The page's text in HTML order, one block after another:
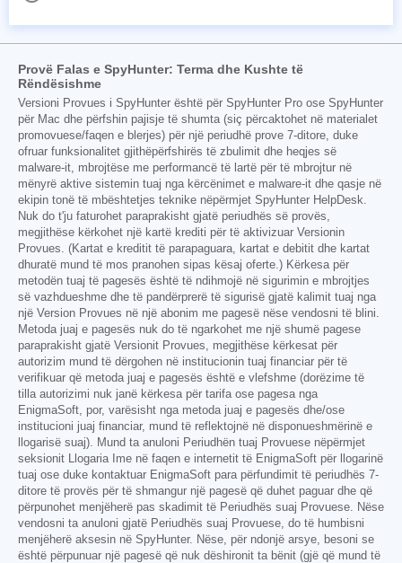
Provë Falas e SpyHunter: Terma dhe Kushte të
Rëndësishme
Versioni Provues i SpyHunter është për SpyHunter Pro ose SpyHunter
për Mac dhe përfshin pajisje të shumta (siç përcaktohet në materialet
promovuese/faqen e blerjes) për një periudhë prove 7-ditore, duke
ofruar funksionalitet gjithëpërfshirës të zbulimit dhe heqjes së
malware-it, mbrojtëse me performancë të lartë për të mbrojtur në
mënyrë aktive sistemin tuaj nga kërcënimet e malware-it dhe qasje në
ekipin tonë të mbështetjes teknike nëpërmjet SpyHunter HelpDesk.
Nuk do t'ju faturohet paraprakisht gjatë periudhës së provës,
megjithëse kërkohet një kartë krediti për të aktivizuar Versionin
Provues. (Kartat e kreditit të parapaguara, kartat e debitit dhe kartat
dhuratë mund të mos pranohen sipas kësaj oferte.) Kërkesa për
metodën tuaj të pagesës është të ndihmojë në sigurimin e mbrojtjes
së vazhdueshme dhe të pandërprerë të sigurisë gjatë kalimit tuaj nga
një Version Provues në një abonim me pagesë nëse vendosni të blini.
Metoda juaj e pagesës nuk do të ngarkohet me një shumë pagese
paraprakisht gjatë Versionit Provues, megjithëse kërkesat për
autorizim mund të dërgohen në institucionin tuaj financiar për të
verifikuar që metoda juaj e pagesës është e vlefshme (dorëzime të
tilla autorizimi nuk janë kërkesa për tarifa ose pagesa nga
EnigmaSoft, por, varësisht nga metoda juaj e pagesës dhe/ose
institucioni juaj financiar, mund të reflektojnë në disponueshmërinë e
llogarisë suaj). Mund ta anuloni Periudhën tuaj Provuese nëpërmjet
seksionit Llogaria Ime në faqen e internetit të EnigmaSoft për llogarinë
tuaj ose duke kontaktuar EnigmaSoft para përfundimit të periudhës 7-
ditore të provës për të shmangur një pagesë që duhet paguar dhe që
përpunohet menjëherë pas skadimit të Periudhës suaj Provuese. Nëse
vendosni ta anuloni gjatë Periudhës suaj Provuese, do të humbisni
menjëherë aksesin në SpyHunter. Nëse, për ndonjë arsye, besoni se
është përpunuar një pagesë që nuk dëshironit ta bënit (gjë që mund të